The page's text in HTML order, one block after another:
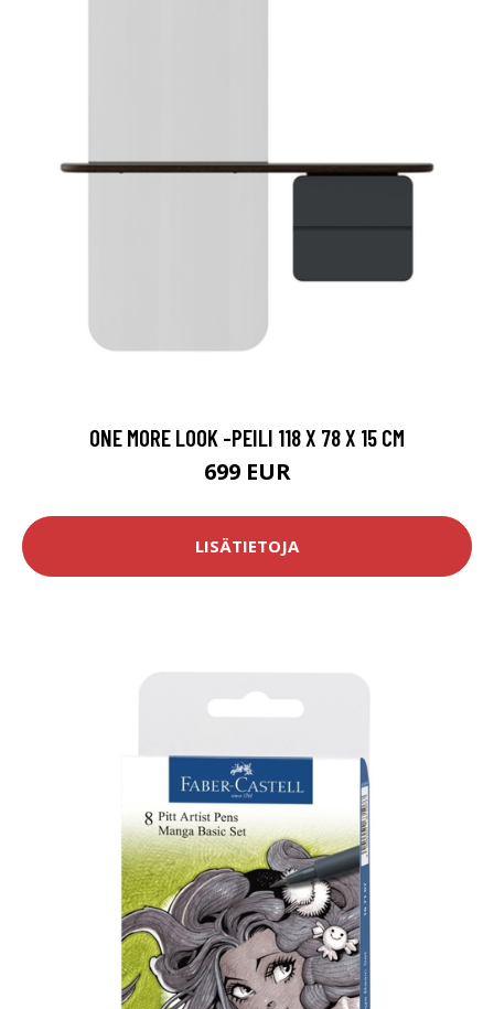
ONE MORE LOOK -PEILI 118 X 78 X 15 CM
699 EUR
LISÄTIETOJA